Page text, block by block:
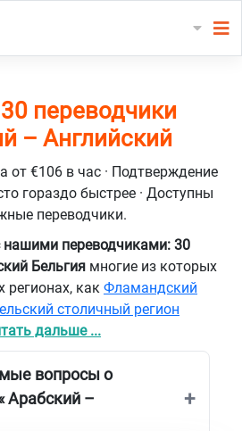
переводчики
– Английский
от €106 в час · Подтверждение
гораздо быстрее · Доступны
переводчики.
нашими переводчиками: 30
Бельгия многие из которых
регионах, как Фламандский
столичный регион
дальше ...
вопросы о
Арабский –